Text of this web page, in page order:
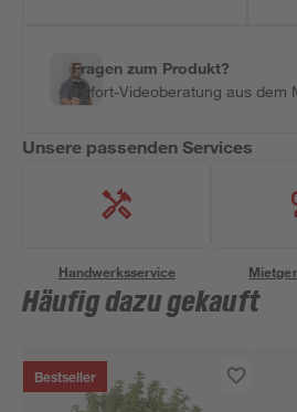
Fragen zum Produkt?
Sofort-Videoberatung aus dem
Unsere passenden Services
Handwerksservice
Häufig dazu gekauft
Bestseller